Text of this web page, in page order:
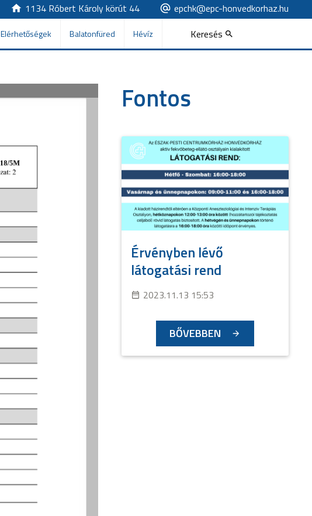
1134 Róbert Károly körút 44 epchk@epc-honvedkorhaz.hu
Elérhetőségek Balatonfüred Hévíz Keresés
Fontos
Érvényben lévő
látogatási rend
2023.11.13 15:53
BŐVEBBEN